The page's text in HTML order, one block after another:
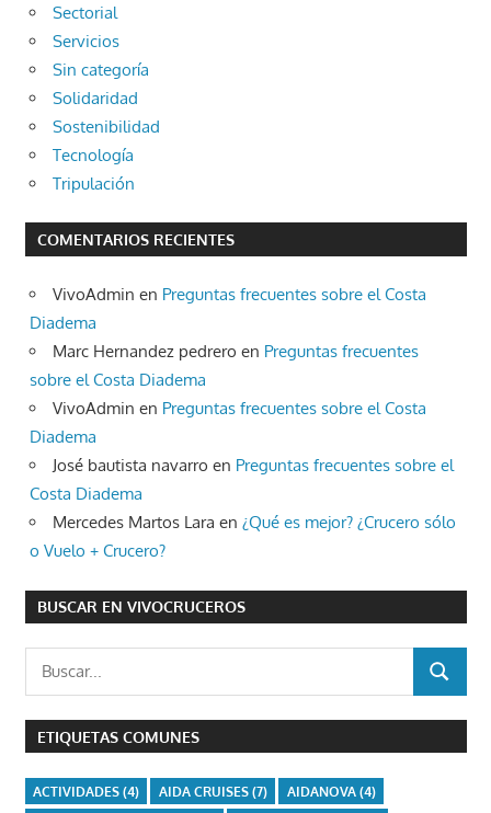
Sectorial
Servicios
Sin categoría
Solidaridad
Sostenibilidad
Tecnología
Tripulación
COMENTARIOS RECIENTES
VivoAdmin en Preguntas frecuentes sobre el Costa
Diadema
Marc Hernandez pedrero en Preguntas frecuentes
sobre el Costa Diadema
VivoAdmin en Preguntas frecuentes sobre el Costa
Diadema
José bautista navarro en Preguntas frecuentes sobre el
Costa Diadema
Mercedes Martos Lara en ¿Qué es mejor? ¿Crucero sólo
o Vuelo + Crucero?
BUSCAR EN VIVOCRUCEROS
Buscar:
BUSCAR
ETIQUETAS COMUNES
ACTIVIDADES(4) AIDA CRUISES(7) AIDANOVA(4)